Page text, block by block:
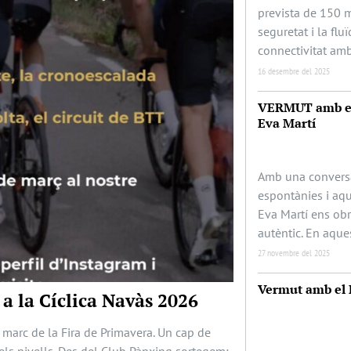
la Cíclica Navàs 2026
de la Fira de Primavera. Un cap de
prevista de 150
seguretat i la
connectivitat
16 desembre del 2025
VERMUT amb
Eva Martí
Amb una
espontànies i
Eva Martí ens
autèntic. En
27 novembre del 2025
Vermut amb el